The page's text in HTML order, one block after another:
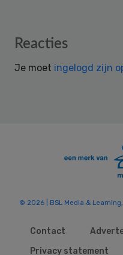
Reader
Reacties
Je moet ingelogd zijn
© 2026 | BSL Media & Learning
Contact
Privacy statement